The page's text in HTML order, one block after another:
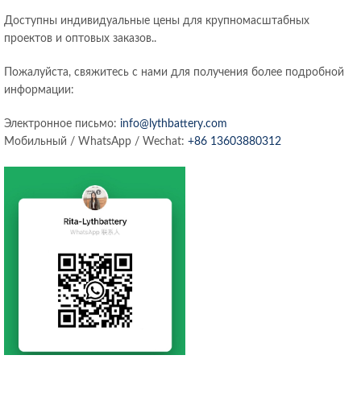
Доступны индивидуальные цены для крупномасштабных
проектов и оптовых заказов..
Пожалуйста, свяжитесь с нами для получения более подробной
информации:
Электронное письмо: info@lythbattery.com
Мобильный / WhatsApp / Wechat: +86 13603880312